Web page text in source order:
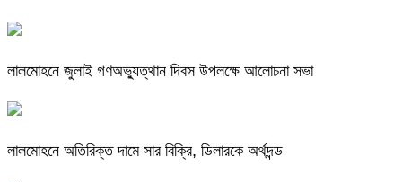
লালমোহনে জুলাই গণঅভ্যুত্থান দিবস উপলক্ষে আলোচনা সভা
লালমোহনে অতিরিক্ত দামে সার বিক্রি, ডিলারকে অর্থদন্ড